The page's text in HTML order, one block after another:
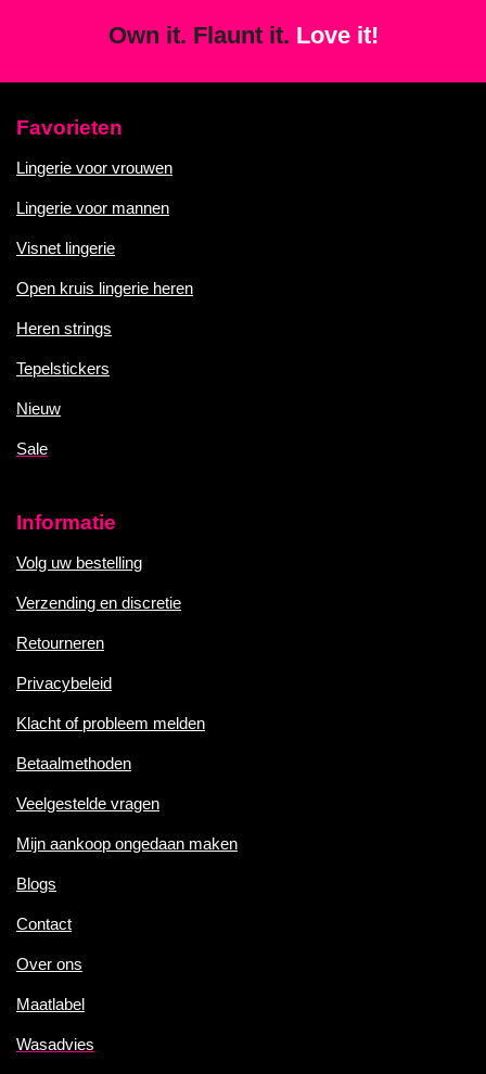
Own it. Flaunt it. Love it!
Favorieten
Lingerie voor vrouwen
Lingerie voor mannen
Visnet lingerie
Open kruis lingerie heren
Heren strings
Tepelstickers
Nieuw
Sale
Informatie
Volg uw bestelling
Verzending en discretie
Retourneren
Privacybeleid
Klacht of probleem melden
Betaalmethoden
Veelgestelde vragen
Mijn aankoop ongedaan maken
Blogs
Contact
Over ons
Maatlabel
Wasadvies